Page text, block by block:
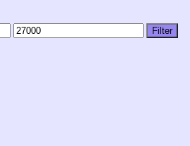
Filter